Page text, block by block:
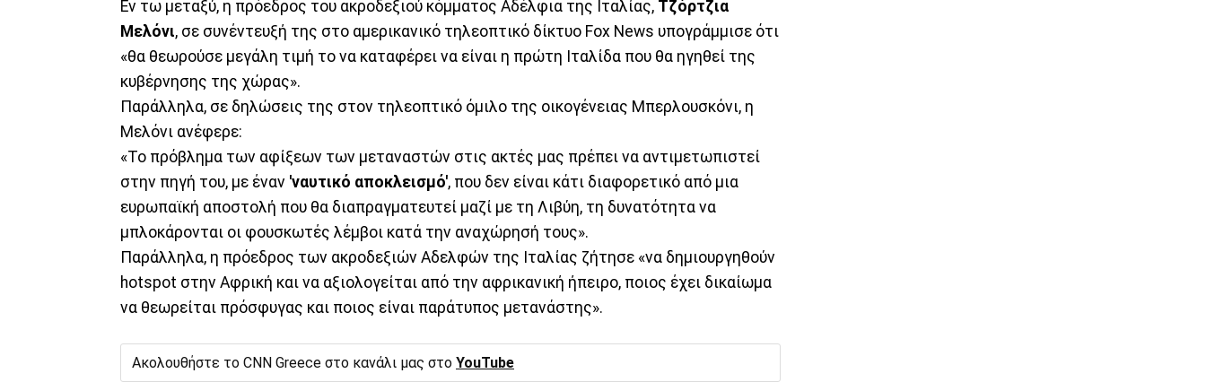
Εν τω μεταξύ, η πρόεδρος του ακροδεξιού κόμματος Αδέλφια της Ιταλίας, Τζόρτζια
Μελόνι, σε συνέντευξή της στο αμερικανικό τηλεοπτικό δίκτυο Fox News υπογράμμισε ότι
«θα θεωρούσε μεγάλη τιμή το να καταφέρει να είναι η πρώτη Ιταλίδα που θα ηγηθεί της
κυβέρνησης της χώρας».
Παράλληλα, σε δηλώσεις της στον τηλεοπτικό όμιλο της οικογένειας Μπερλουσκόνι, η
Μελόνι ανέφερε:
«Το πρόβλημα των αφίξεων των μεταναστών στις ακτές μας πρέπει να αντιμετωπιστεί
στην πηγή του, με έναν 'ναυτικό αποκλεισμό', που δεν είναι κάτι διαφορετικό από μια
ευρωπαϊκή αποστολή που θα διαπραγματευτεί μαζί με τη Λιβύη, τη δυνατότητα να
μπλοκάρονται οι φουσκωτές λέμβοι κατά την αναχώρησή τους».
Παράλληλα, η πρόεδρος των ακροδεξιών Αδελφών της Ιταλίας ζήτησε «να δημιουργηθούν
hotspot στην Αφρική και να αξιολογείται από την αφρικανική ήπειρο, ποιος έχει δικαίωμα
να θεωρείται πρόσφυγας και ποιος είναι παράτυπος μετανάστης».
Ακολουθήστε το CNN Greece στο κανάλι μας στο YouTube